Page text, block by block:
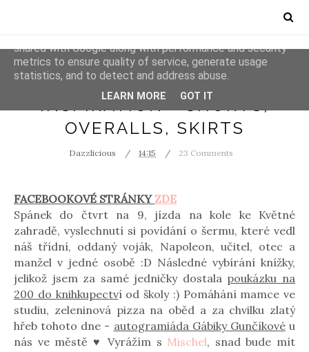
INSPIRATION
INSPIRATION - SHORTS,
OVERALLS, SKIRTS
Dazzlicious 14:15 23 Comments
FACEBOOKOVÉ STRÁNKY ZDE
Spánek do čtvrt na 9, jízda na kole ke Květné
zahradě, vyslechnutí si povídání o šermu, které vedl
náš třídní, oddaný voják, Napoleon, učitel, otec a
manžel v jedné osobě :D Následné vybírání knížky,
jelikož jsem za samé jedničky dostala poukázku na
200 do knihkupectví od školy :) Pomáhání mamce ve
studiu, zeleninová pizza na oběd a za chvilku zlatý
hřeb tohoto dne - autogramiáda Gábiky Gunčíkovéu
nás ve městě ♥ Vyrážím s Mischel, snad bude mít
This site uses cookies from Google to deliver its services
shared with Google along with performance and security
metrics to ensure quality of service, generate usage
statistics, and to detect and address abuse.
LEARN MORE GOT IT